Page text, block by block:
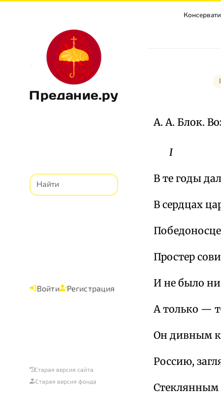
Предание.ру
Войти Регистрация
Старая версия сайта
Старая версия фонда
А. А. Блок.
I
В те годы
В сердцах
Простер
И не было
А только —
Он дивным
Россию,
Стеклянным